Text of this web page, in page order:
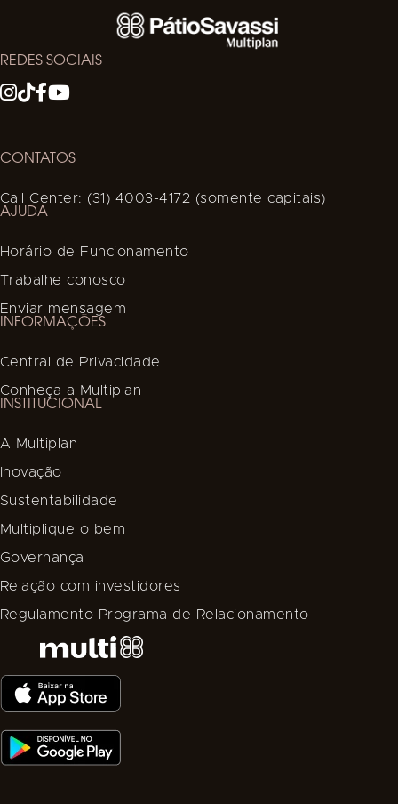
REDES SOCIAIS
CONTATOS
Call Center: (31) 4003-4172 (somente capitais)
AJUDA
Horário de Funcionamento
Trabalhe conosco
Enviar mensagem
INFORMAÇÕES
Central de Privacidade
Conheça a Multiplan
INSTITUCIONAL
A Multiplan
Inovação
Sustentabilidade
Multiplique o bem
Governança
Relação com investidores
Regulamento Programa de Relacionamento